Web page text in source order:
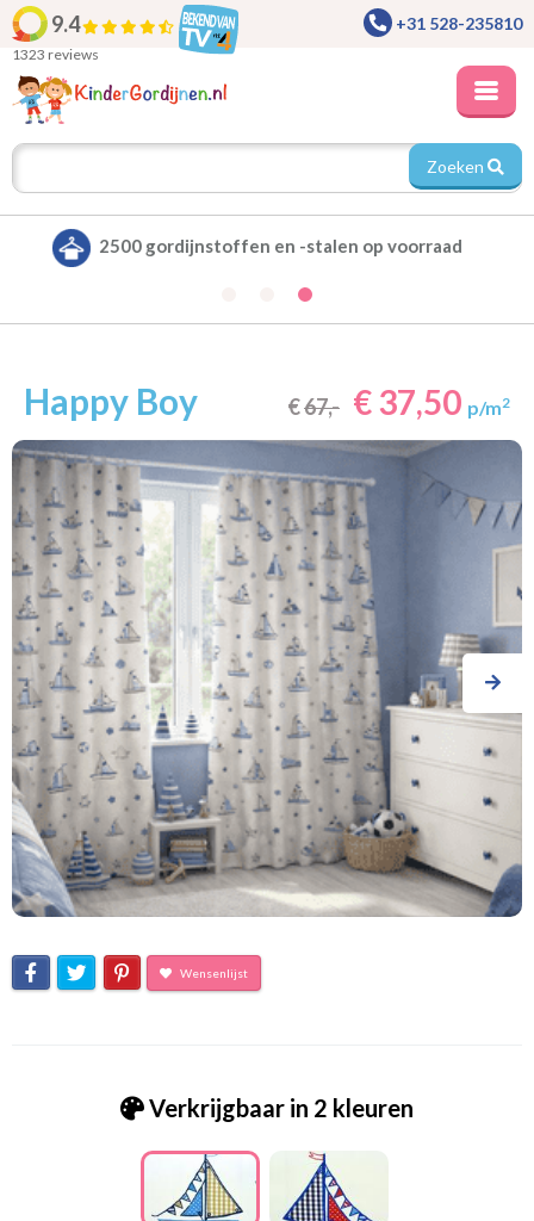
9.4
1323 reviews
+31 528-235810
Zoeken
Alle gordijnen verduisterend leverbaar
Happy Boy €67,- € 37,50 p/m2
Wensenlijst
Verkrijgbaar in 2 kleuren